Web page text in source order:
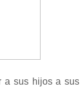
a sus hijos a sus